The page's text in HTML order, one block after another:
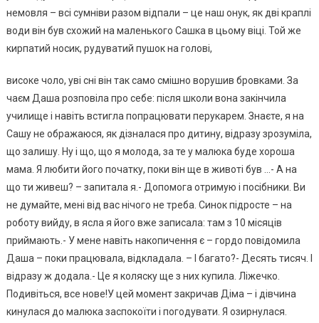
немовля – всі сумніви разом відпали – це наш онук, як дві краплі
води він був схожий на маленького Сашка в цьому віці. Той же
кирпатий носик, рудуватий пушок на голові,
високе чоло, уві сні він так само смішно ворушив бровками. За
чаєм Даша розповіла про себе: після школи вона закінчила
училище і навіть встигла попрацювати перукарем. Знаєте, я на
Сашу не ображаюся, як дізналася про дитину, відразу зрозуміла,
що залишу. Ну і що, що я молода, за те y малюка буде хороша
мама. Я любити його початку, поки він ще в животі був …- А на
що ти живеш? – запитала я.- Допомога отримую і посібники. Ви
не думайте, мені від вас нічого не треба. Синок підросте – на
роботу вийду, в ясла я його вже записала: там з 10 місяців
приймають.- У мене навіть накопичення є – гордо повідомила
Даша – поки працювала, відкладала. – І багато?- Десять тисяч. І
відразу ж додала.- Це я коляску ще з них купила. Ліжечко.
Подивіться, все нове!У цей момент закричав Діма – і дівчина
кинулася до малюка заспокоїти і погодувати. Я озирнулася.